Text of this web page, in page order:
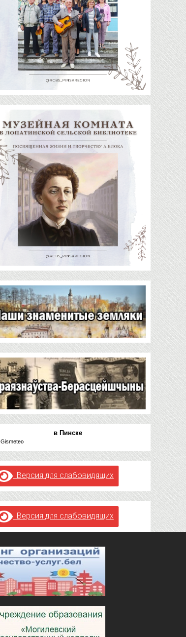
в Пинске
Gismeteo
Версия для слабовидящих
Версия для слабовидящих